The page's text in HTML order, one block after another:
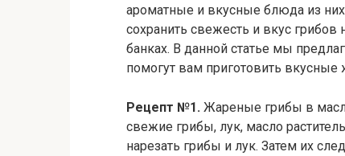
ароматные и вкусные блюда из
сохранить свежесть и вкус
банках. В данной статье мы
помогут вам приготовить
Рецепт №1. Жареные грибы в
свежие грибы, лук, масло
нарезать грибы и лук. Затем их